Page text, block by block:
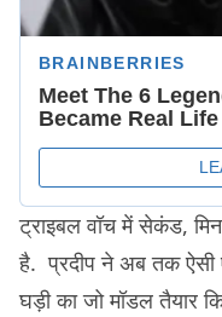
ट्राइबल वॉच में सेकंड,
है. प्रदीप ने अब तक ऐसी
घड़ी का जो मॉडल तैयार